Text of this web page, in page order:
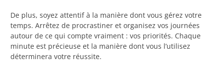
De plus, soyez attentif à la manière dont vous gérez votre
temps. Arrêtez de procrastiner et organisez vos journées
autour de ce qui compte vraiment : vos priorités. Chaque
minute est précieuse et la manière dont vous l’utilisez
déterminera votre réussite.